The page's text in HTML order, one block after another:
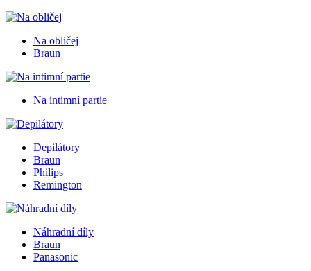
Na obličej
Braun
Na intimní partie
Depilátory
Braun
Philips
Remington
Náhradní díly
Braun
Panasonic